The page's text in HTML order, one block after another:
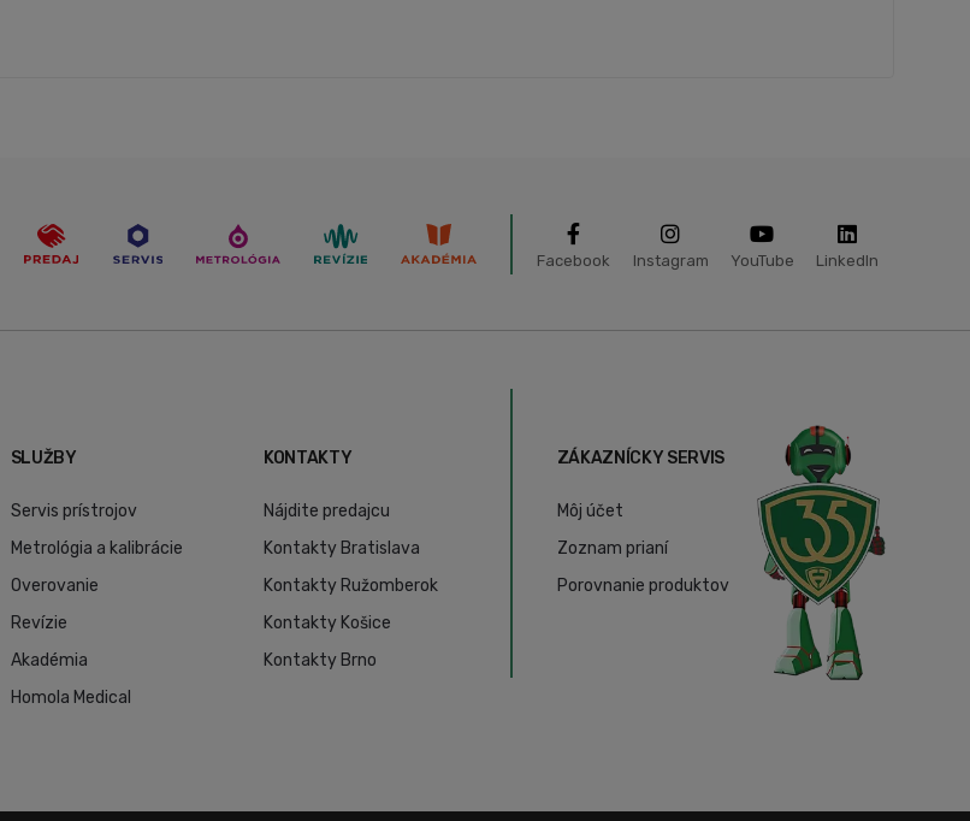
Facebook Instagram YouTube LinkedIn
SLUŽBY
Servis prístrojov
Metrológia a kalibrácie
Overovanie
Revízie
Akadémia
Homola Medical
KONTAKTY
Nájdite predajcu
Kontakty Bratislava
Kontakty Ružomberok
Kontakty Košice
Kontakty Brno
ZÁKAZNÍCKY SERVIS
Môj účet
Zoznam prianí
Porovnanie produktov